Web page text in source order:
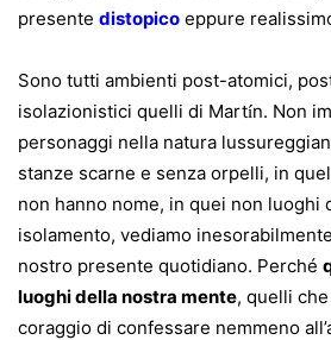
presente distopico eppure
Sono tutti ambienti post-atomici,
isolazionistici quelli di Martín. Non
personaggi nella natura
stanze scarne e senza orpelli, in
non hanno nome, in quei non luoghi
isolamento, vediamo
nostro presente quotidiano. Perché
luoghi della nostra mente, quelli
coraggio di confessare nemmeno